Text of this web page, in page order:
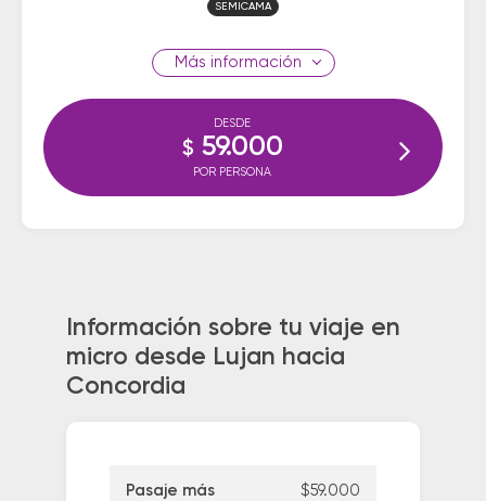
SEMICAMA
información
DESDE
$ 59.000
POR PERSONA
Información sobre tu viaje en
micro desde Lujan hacia
Concordia
Pasaje más
$59.000